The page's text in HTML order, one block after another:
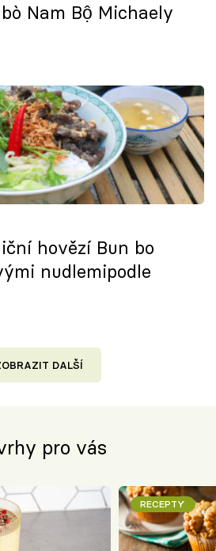
Nam Bộ Michaely
hovězí Bun bo
nudlemipodle
DALŠÍ
pro vás
RECEPTY